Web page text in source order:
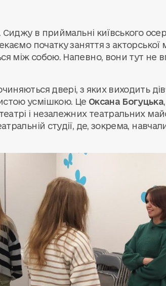
Сиджу в приймальні київського
початку заняття з акторської
між собою. Напевно, вони тут не
двері, з яких виходить
усмішкою. Це Оксана Богуцька
і незалежних театральних
студії, де, зокрема,